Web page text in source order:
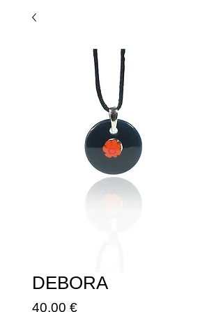
DEBORA
40,00 €Prezzo